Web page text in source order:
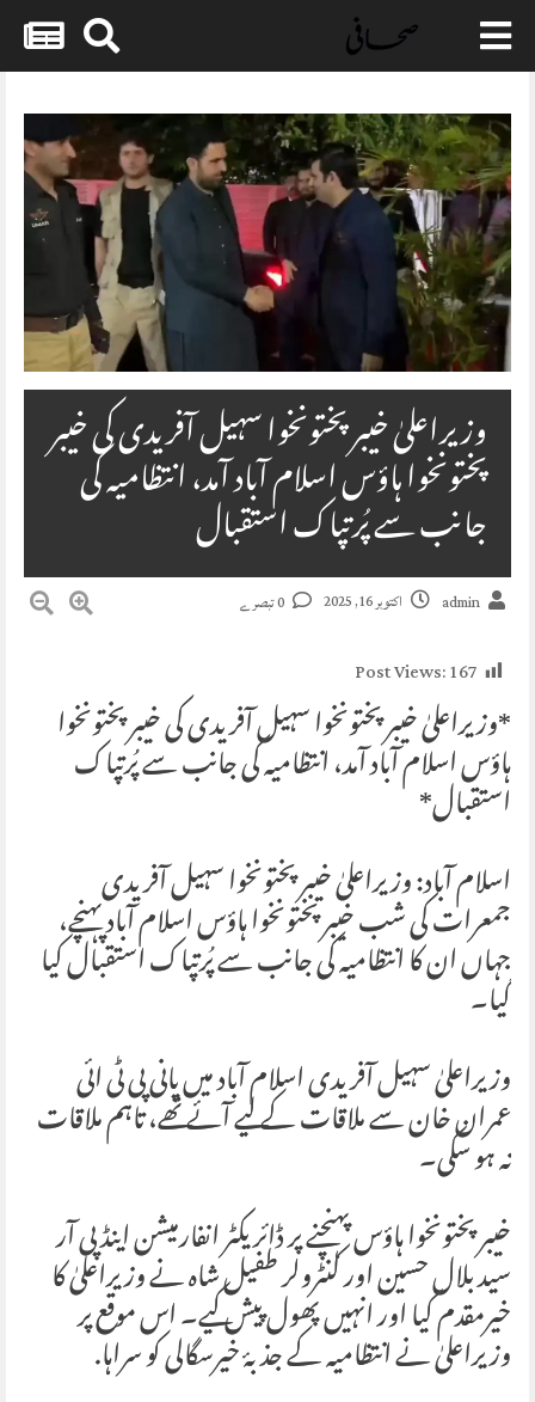
Skip
content
وزیراعلیٰ خیبر پختونخوا سہیل آفریدی کی خیبر
پختونخوا ہاؤس اسلام آباد آمد، انتظامیہ کی
جانب سے پُرتپاک استقبال
admin اکتوبر 16, 2025
Post Views:167
*وزیراعلیٰ خیبر پختونخوا سہیل آفریدی کی خیبر پختونخوا
ہاؤس اسلام آباد آمد، انتظامیہ کی جانب سے پُرتپاک
استقبال*
اسلام آباد: وزیراعلیٰ خیبر پختونخوا سہیل آفریدی
جمعرات کی شب خیبر پختونخوا ہاؤس اسلام آباد پہنچے،
جہاں ان کا انتظامیہ کی جانب سے پُرتپاک استقبال کیا
گیا۔
وزیراعلیٰ سہیل آفریدی اسلام آباد میں پانی پی ٹی ائی
عمران خان سے ملاقات کے لیے آئے تھے، تاہم ملاقات
نہ ہو سکی۔
خیبر پختونخوا ہاؤس پہنچنے پر ڈائریکٹر انفارمیشن اینڈ پی آر
سید بلال حسین اور کنٹرولر طفیل شاہ نے وزیراعلیٰ کا
خیرمقدم کیا اور انہیں پھول پیش کیے۔ اس موقع پر
وزیراعلیٰ نے انتظامیہ کے جذبۂ خیرسگالی کو سراہا.